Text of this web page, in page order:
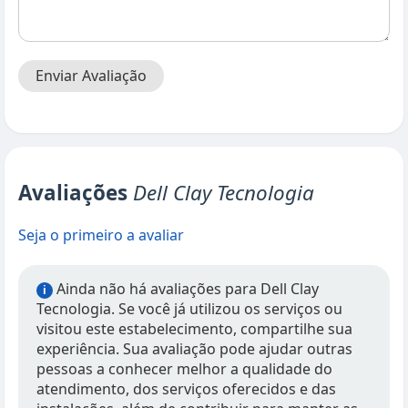
Enviar Avaliação
Avaliações Dell Clay Tecnologia
Seja o primeiro a avaliar
i
Ainda não há avaliações para Dell Clay
Tecnologia. Se você já utilizou os serviços ou
visitou este estabelecimento, compartilhe sua
experiência. Sua avaliação pode ajudar outras
pessoas a conhecer melhor a qualidade do
atendimento, dos serviços oferecidos e das